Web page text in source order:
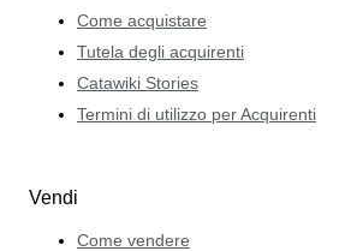
Come acquistare
Tutela degli acquirenti
Catawiki Stories
Termini di utilizzo per Acquirenti
Vendi
Come vendere